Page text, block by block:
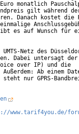
monatlich
gilt während der
Danach kostet die
es auf Wunsch für
Netz des
Dabei untersagt
over IP) und die
Ab einem
nur GPRS-
www.tarif4you.de/